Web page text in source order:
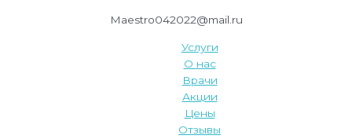
Maestro042022@mail.ru
Услуги
О нас
Врачи
Акции
Цены
Отзывы